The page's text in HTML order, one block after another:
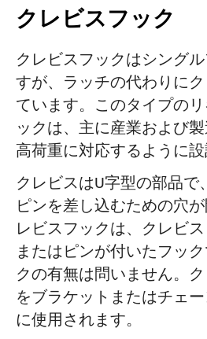
クレビスフック
クレビスフックはシング
すが、ラッチの代わりに
ています。このタイプの
ックは、主に産業および製
高荷重に対応するように設
クレビスはU字型の部品で
ピンを差し込むための穴
レビスフックは、クレビ
またはピンが付いたフッ
クの有無は問いません。
をブラケットまたはチェ
に使用されます。